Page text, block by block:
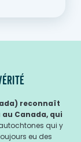
reconnaît
Canada, qui
qui y
eu des